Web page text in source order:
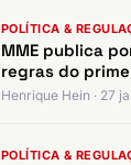
POLÍTICA &
MME publica
regras do
Henrique Hein · 27
POLÍTICA &